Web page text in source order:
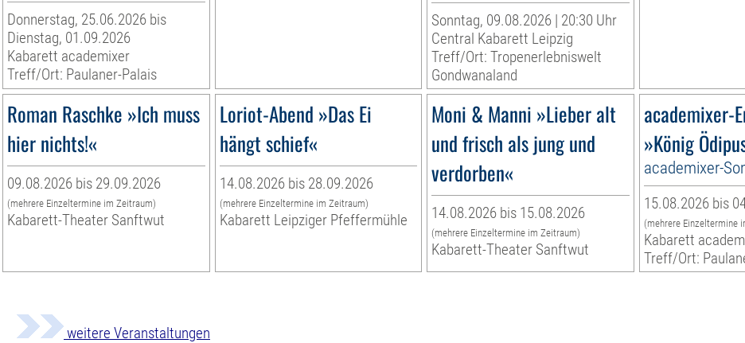
Donnerstag, 25.06.2026 bis
Dienstag, 01.09.2026
Kabarett academixer
Treff/Ort: Paulaner-Palais
Sonntag, 09.08.2026 | 20:30 Uhr
Central Kabarett Leipzig
Treff/Ort: Tropenerlebniswelt
Gondwanaland
Roman Raschke »Ich muss
hier nichts!«
09.08.2026 bis 29.09.2026
(mehrere Einzeltermine im Zeitraum)
Kabarett-Theater Sanftwut
Loriot-Abend »Das Ei
hängt schief«
14.08.2026 bis 28.09.2026
(mehrere Einzeltermine im Zeitraum)
Kabarett Leipziger Pfeffermühle
Moni & Manni »Lieber alt
und frisch als jung und
verdorben«
14.08.2026 bis 15.08.2026
(mehrere Einzeltermine im Zeitraum)
Kabarett-Theater Sanftwut
academixer-
»König
academixer-
15.08.2026 bis
(mehrere Einzeltermine
Kabarett
Treff/Ort:
weitere Veranstaltungen